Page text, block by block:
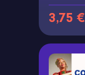
3,75 €